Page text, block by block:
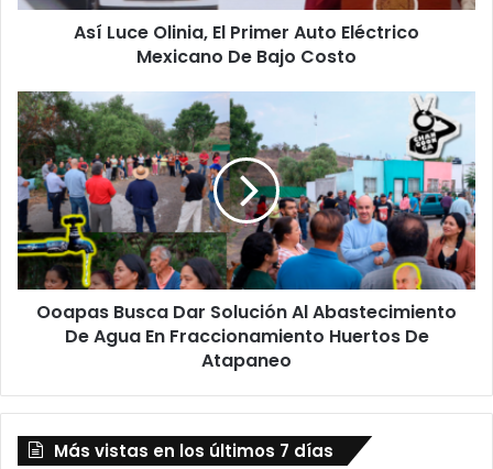
De
Así Luce Olinia, El Primer Auto Eléctrico
Mexicano De Bajo Costo
Ooapas
Busca
Dar
Solución
Al
Abastecimiento
De
Agua
En
Fraccionamiento
Huertos
Ooapas Busca Dar Solución Al Abastecimiento
De Agua En Fraccionamiento Huertos De
Atapaneo
Más vistas en los últimos 7 días